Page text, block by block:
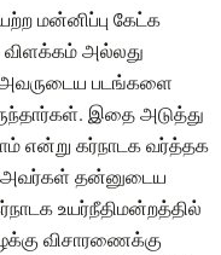
மன்னிப்பு கேட்க
அல்லது
அவருடைய படங்களை
இதை அடுத்து
என்று கர்நாடக வர்த்தக
அவர்கள் தன்னுடைய
உயர்நீதிமன்றத்தில்
விசாரணைக்கு